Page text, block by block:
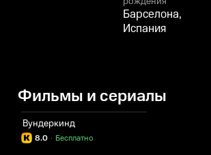
Барселона,
Испания
Фильмы и сериалы
Вундеркинд
8.0 Бесплатно
·